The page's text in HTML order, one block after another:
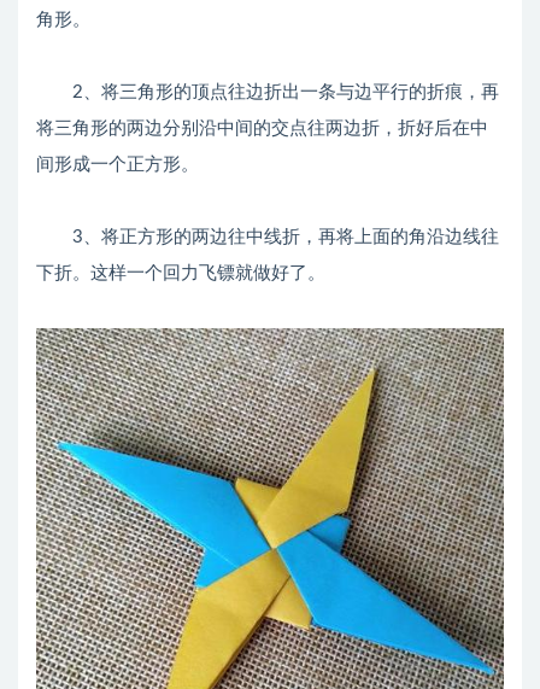
角形。
2、将三角形的顶点往边折出一条与边平行的折痕，再
将三角形的两边分别沿中间的交点往两边折，折好后在中
间形成一个正方形。
3、将正方形的两边往中线折，再将上面的角沿边线往
下折。这样一个回力飞镖就做好了。